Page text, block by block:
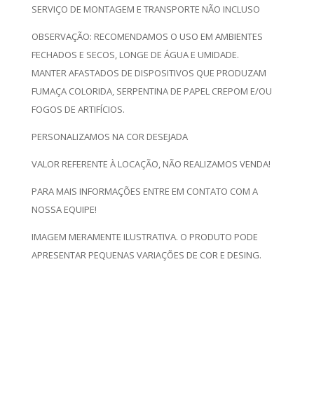
SERVIÇO DE MONTAGEM E TRANSPORTE NÃO INCLUSO
OBSERVAÇÃO: RECOMENDAMOS O USO EM AMBIENTES
FECHADOS E SECOS, LONGE DE ÁGUA E UMIDADE.
MANTER AFASTADOS DE DISPOSITIVOS QUE PRODUZAM
FUMAÇA COLORIDA, SERPENTINA DE PAPEL CREPOM E/OU
FOGOS DE ARTIFÍCIOS.
PERSONALIZAMOS NA COR DESEJADA
VALOR REFERENTE À LOCAÇÃO, NÃO REALIZAMOS VENDA!
PARA MAIS INFORMAÇÕES ENTRE EM CONTATO COM A
NOSSA EQUIPE!
IMAGEM MERAMENTE ILUSTRATIVA. O PRODUTO PODE
APRESENTAR PEQUENAS VARIAÇÕES DE COR E DESING.